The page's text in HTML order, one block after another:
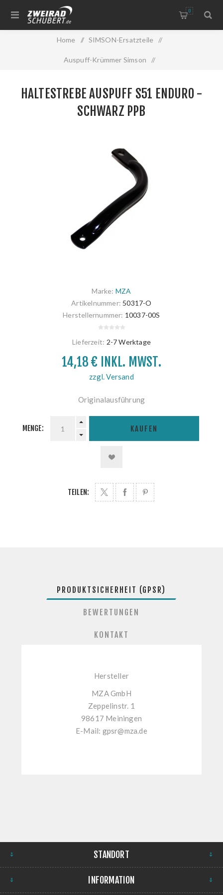
0
Home / SIMSON-Ersatzteile /
Auspuff-Krümmer Simson /
Haltestrebe Auspuff S51 Enduro -schwarz PPB
HALTESTREBE AUSPUFF S51 ENDURO -
SCHWARZ PPB
Marke: MZA
Artikelnummer: 50317-O
Herstellernummer: 10037-00S
Lieferzeit: 2-7 Werktage
14,18 € INKL. MWST.
zzgl. Versand
Originalausführung
MENGE: KAUFEN
TEILEN:
PRODUKTSICHERHEIT (GPSR)
BEWERTUNGEN
KONTAKT
Hersteller
MZA GmbH
Zeppelinstr. 1
98617 Meiningen
E-Mail: gpsr@mza.de
STANDORT
INFORMATION